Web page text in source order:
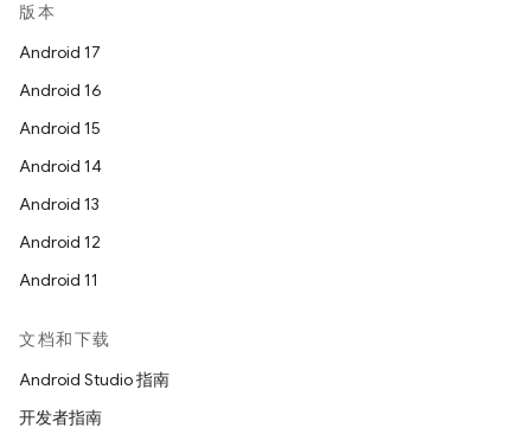
版本
Android 17
Android 16
Android 15
Android 14
Android 13
Android 12
Android 11
文档和下载
Android Studio 指南
开发者指南